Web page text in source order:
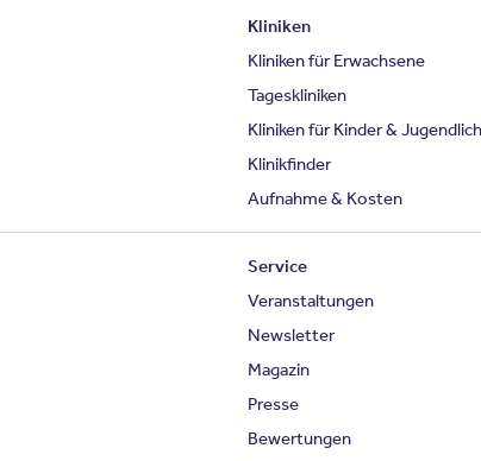
Kliniken
Kliniken für Erwachsene
Tageskliniken
Kliniken für Kinder &
Klinikfinder
Aufnahme & Kosten
Service
Veranstaltungen
Newsletter
Magazin
Presse
Bewertungen